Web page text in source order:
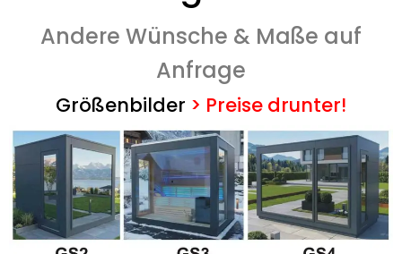
Andere Wünsche & Maße auf
Anfrage
Größenbilder > Preise drunter!